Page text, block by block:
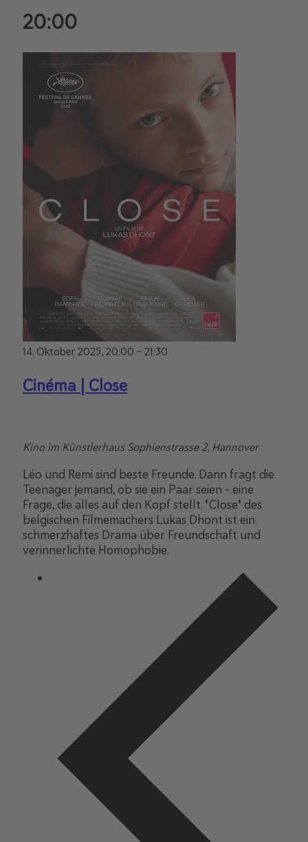
20:00
14. Oktober 2025, 20:00 - 21:30
Cinéma | Close
Kino im Künstlerhaus Sophienstrasse 2, Hannover
Léo und Remi sind beste Freunde. Dann fragt die
Teenager jemand, ob sie ein Paar seien – eine
Frage, die alles auf den Kopf stellt. "Close" des
belgischen Filmemachers Lukas Dhont ist ein
schmerzhaftes Drama über Freundschaft und
verinnerlichte Homophobie.